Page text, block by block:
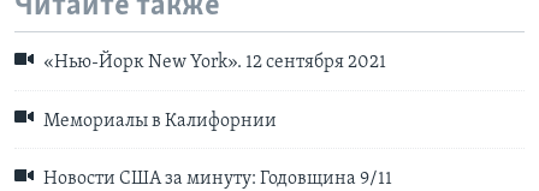
«Нью-Йорк New York». 12 сентября 2021
Мемориалы в Калифорнии
Новости США за минуту: Годовщина 9/11